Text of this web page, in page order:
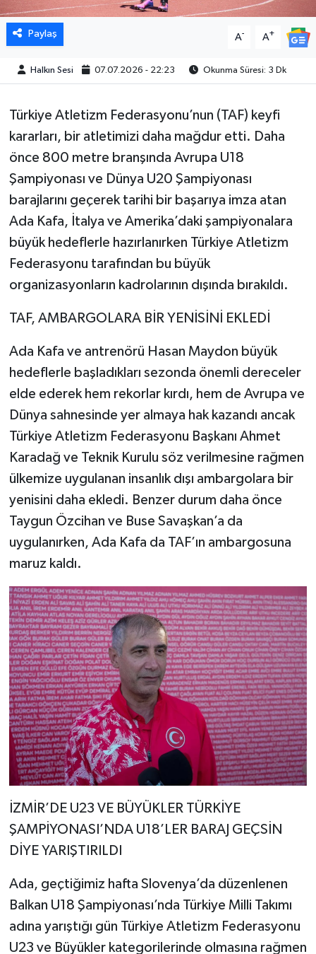
Paylaş A- A+
Halkın Sesi 07.07.2026 - 22:23 Okunma Süresi: 3 Dk
Türkiye Atletizm Federasyonu’nun (TAF) keyfi
kararları, bir atletimizi daha mağdur etti. Daha
önce 800 metre branşında Avrupa U18
Şampiyonası ve Dünya U20 Şampiyonası
barajlarını geçerek tarihi bir başarıya imza atan
Ada Kafa, İtalya ve Amerika’daki şampiyonalara
büyük hedeflerle hazırlanırken Türkiye Atletizm
Federasyonu tarafından bu büyük
organizasyonların kadrolarının dışında bırakıldı.
TAF, AMBARGOLARA BİR YENİSİNİ EKLEDİ
Ada Kafa ve antrenörü Hasan Maydon büyük
hedeflerle başladıkları sezonda önemli dereceler
elde ederek hem rekorlar kırdı, hem de Avrupa ve
Dünya sahnesinde yer almaya hak kazandı ancak
Türkiye Atletizm Federasyonu Başkanı Ahmet
Karadağ ve Teknik Kurulu söz verilmesine rağmen
ülkemize uygulanan insanlık dışı ambargolara bir
yenisini daha ekledi. Benzer durum daha önce
Taygun Özcihan ve Buse Savaşkan’a da
uygulanırken, Ada Kafa da TAF’ın ambargosuna
maruz kaldı.
İZMİR’DE U23 VE BÜYÜKLER TÜRKİYE
ŞAMPİYONASI’NDA U18’LER BARAJ GEÇSİN
DİYE YARIŞTIRILDI
Ada, geçtiğimiz hafta Slovenya’da düzenlenen
Balkan U18 Şampiyonası’nda Türkiye Milli Takımı
adına yarıştığı gün Türkiye Atletizm Federasyonu
U23 ve Büyükler kategorilerinde olmasına rağmen